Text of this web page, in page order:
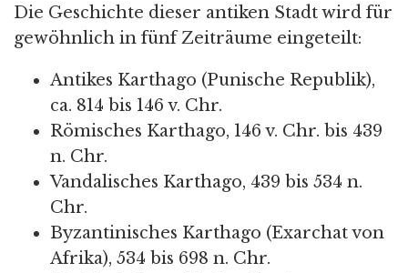
Die Geschichte dieser antiken Stadt wird für
gewöhnlich in fünf Zeiträume eingeteilt:
Antikes Karthago (Punische Republik),
ca. 814 bis 146 v. Chr.
Römisches Karthago, 146 v. Chr. bis 439
n. Chr.
Vandalisches Karthago, 439 bis 534 n.
Chr.
Byzantinisches Karthago (Exarchat von
Afrika), 534 bis 698 n. Chr.